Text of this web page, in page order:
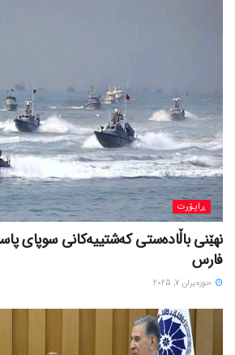
ڕاپۆرت
نهێنی باڵادەستی کەشتییەکانی سوپای
فارس
حوزه‌یران 7, 2025